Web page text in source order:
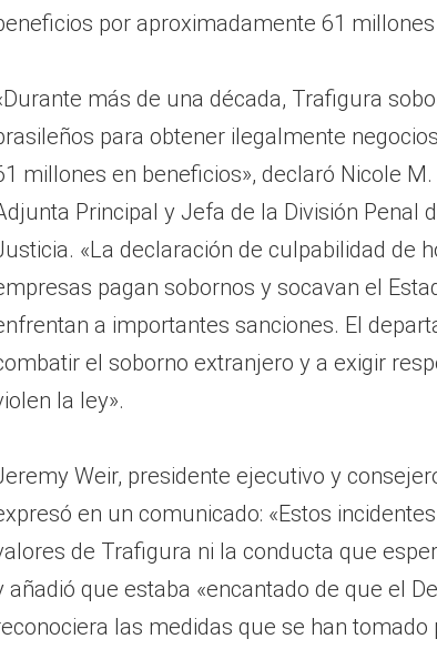
por aproximadamente 61
más de una década, Trafigura
para obtener ilegalmente
millones en beneficios», declaró Nicole
Principal y Jefa de la División Penal
«La declaración de culpabilidad de
pagan sobornos y socavan el
a importantes sanciones. El
el soborno extranjero y a exigir
la ley».
Weir, presidente ejecutivo y
en un comunicado: «Estos
de Trafigura ni la conducta que
añadió que estaba «encantado de que el
las medidas que se han